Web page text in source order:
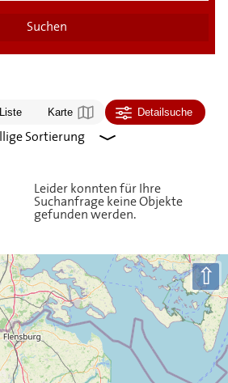
Liste Karte Detailsuche
Leider konnten für Ihre
Suchanfrage keine Objekte
gefunden werden.
⇧